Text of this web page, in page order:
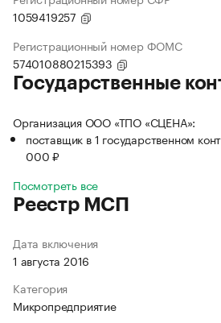
1059419257
Регистрационный номер ФОМС
574010880215393
Государственные
Организация ООО «ТПО «СЦЕНА»:
поставщик в 1 государственном
000 ₽
Посмотреть все
Реестр МСП
Дата включения
1 августа 2016
Категория
Микропредприятие